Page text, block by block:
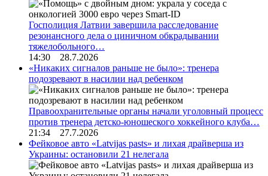
Госполиция Латвии завершила расследование
резонансного дела о циничном обкрадывании
тяжелобольного…
14:30 28.7.2026
«Никаких сигналов раньше не было»: тренера
подозревают в насилии над ребенком
Правоохранительные органы начали уголовный процесс
против тренера детско-юношеского хоккейного клуба…
21:34 27.7.2026
Фейковое авто «Latvijas pasts» и лихая драйверша из
Украины: остановили 21 нелегала